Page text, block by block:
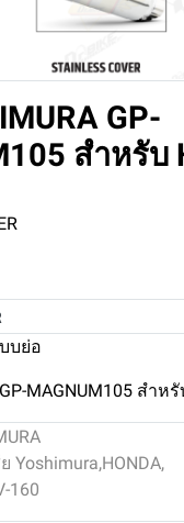
GP-
สำหรับ
บย่อ
MAGNUM105 สำห
Yoshimura,HONDA,
160